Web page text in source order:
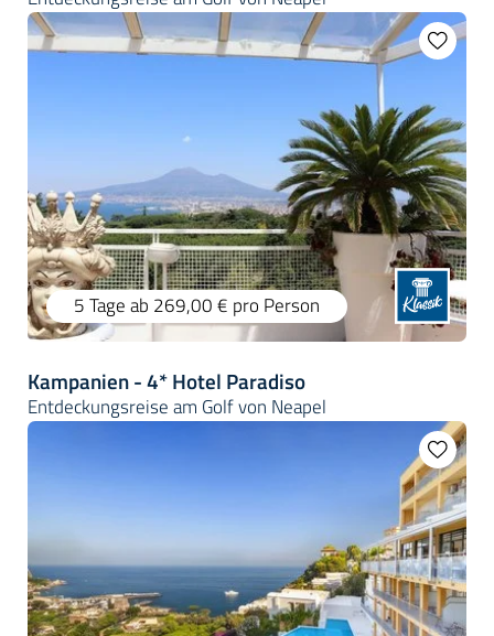
5 Tageab 269,00 € pro Person
Kampanien - 4* Hotel Paradiso
Entdeckungsreise am Golf von Neapel